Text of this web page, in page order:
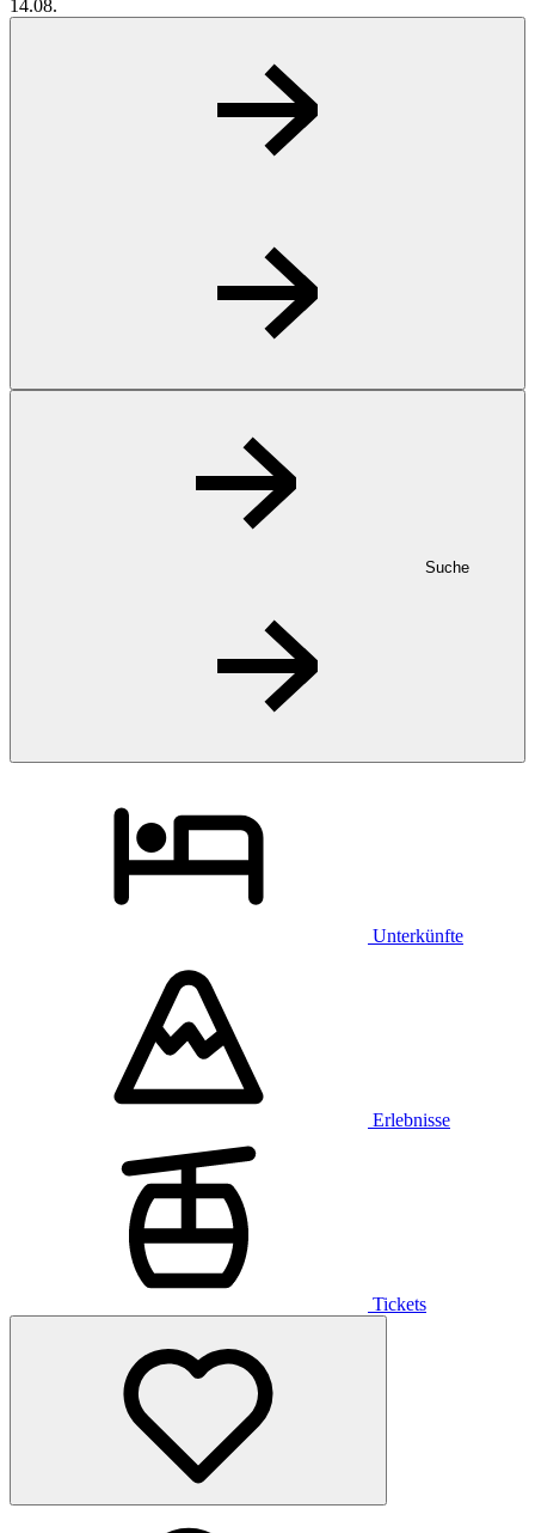
14.08.
Suche
Unterkünfte
Erlebnisse
Tickets